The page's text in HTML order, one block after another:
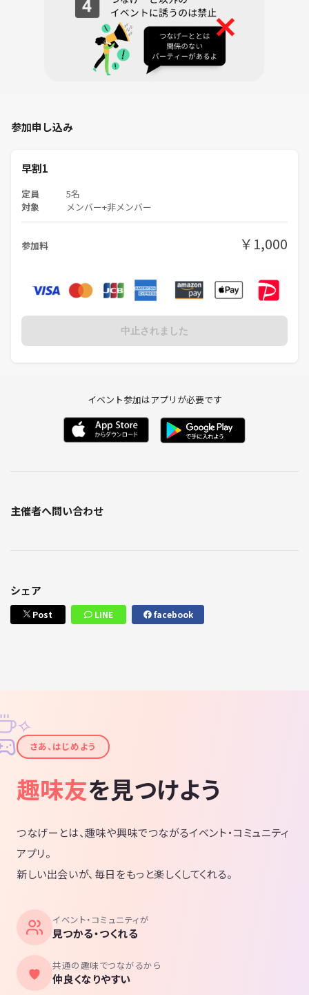
参加申し込み
早割1
定員 5名
対象 メンバー+非メンバー
参加料 ￥1,000
中止されました
イベント参加はアプリが必要です
主催者へ問い合わせ
シェア
Post LINE facebook
✦
✧
さあ、はじめよう
趣味友を見つけよう
つなげーとは、趣味や興味でつながるイベント・コミュニティ
アプリ。
新しい出会いが、毎日をもっと楽しくしてくれる。
イベント・コミュニティが
見つかる・つくれる
共通の趣味でつながるから
仲良くなりやすい